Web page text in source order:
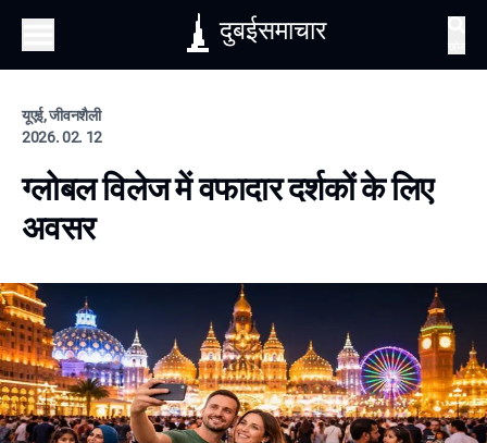
दुबईसमाचार
यूएई, जीवनशैली
2026. 02. 12
ग्लोबल विलेज में वफादार दर्शकों के लिए
अवसर